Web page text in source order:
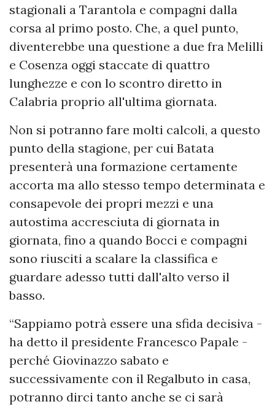
stagionali a Tarantola e compagni dalla
corsa al primo posto. Che, a quel punto,
diventerebbe una questione a due fra Melilli
e Cosenza oggi staccate di quattro
lunghezze e con lo scontro diretto in
Calabria proprio all'ultima giornata.
Non si potranno fare molti calcoli, a questo
punto della stagione, per cui Batata
presenterà una formazione certamente
accorta ma allo stesso tempo determinata e
consapevole dei propri mezzi e una
autostima accresciuta di giornata in
giornata, fino a quando Bocci e compagni
sono riusciti a scalare la classifica e
guardare adesso tutti dall'alto verso il
basso.
“Sappiamo potrà essere una sfida decisiva -
ha detto il presidente Francesco Papale -
perché Giovinazzo sabato e
successivamente con il Regalbuto in casa,
potranno dirci tanto anche se ci sarà